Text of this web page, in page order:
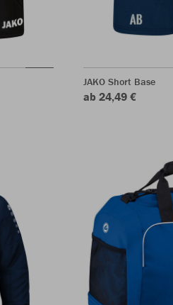
JAKO Short Base
ab 24,49 €